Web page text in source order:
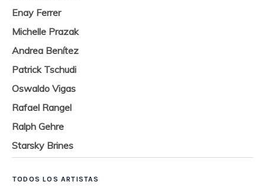
Enay Ferrer
Michelle Prazak
Andrea Benítez
Patrick Tschudi
Oswaldo Vigas
Rafael Rangel
Ralph Gehre
Starsky Brines
TODOS LOS ARTISTAS